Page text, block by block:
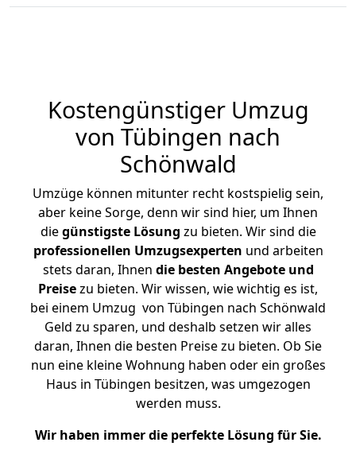
Kostengünstiger Umzug
von Tübingen nach
Schönwald
Umzüge können mitunter recht kostspielig sein,
aber keine Sorge, denn wir sind hier, um Ihnen
diegünstigste Lösung zu bieten. Wir sind die
professionellen Umzugsexperten und arbeiten
stets daran, Ihnen die besten Angebote und
Preisezu bieten. Wir wissen, wie wichtig es ist,
bei einem Umzug von Tübingen nach Schönwald
Geld zu sparen, und deshalb setzen wir alles
daran, Ihnen die besten Preise zu bieten. Ob Sie
nun eine kleine Wohnung haben oder ein großes
Haus in Tübingen besitzen, was umgezogen
werden muss.
Wir haben immer die perfekte Lösung für Sie.